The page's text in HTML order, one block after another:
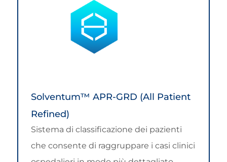
Solventum™ APR-GRD (All Patient
Refined)
Sistema di classificazione dei pazienti
che consente di raggruppare i casi clinici